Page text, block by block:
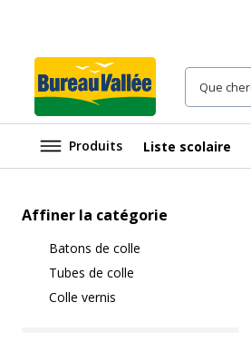
Produits Liste scolaire
Affiner la catégorie
Batons de colle
Tubes de colle
Colle vernis